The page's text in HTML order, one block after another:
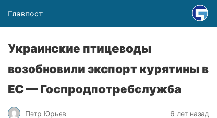
Главпост
Украинские птицеводы
возобновили экспорт курятины в
ЕС — Госпродпотребслужба
Петр Юрьев 6 лет назад